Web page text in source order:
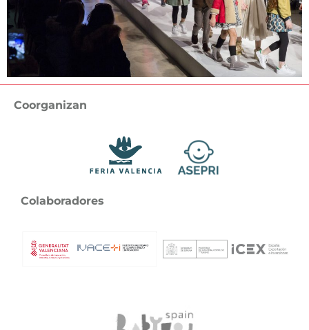
Coorganizan
Colaboradores